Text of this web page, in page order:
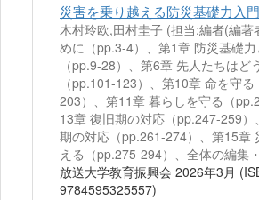
災害を乗り越える防災基礎力入門
木村玲欧,田村圭子 (担当:編者(編著
めに（pp.3-4）、第1章 防災基礎
（pp.9-28）、第6章 先人たちはど
（pp.101-123）、第10章 命を守
203）、第11章 暮らしを守る（
13章 復旧期の対応（pp.247-259）
期の対応（pp.261-274）、第15章
える（pp.275-294）、全体の編集
放送大学教育振興会 2026年3月
9784595325557)